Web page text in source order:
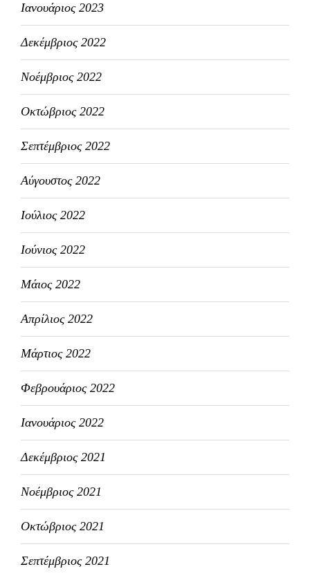
Ιανουάριος 2023
Δεκέμβριος 2022
Νοέμβριος 2022
Οκτώβριος 2022
Σεπτέμβριος 2022
Αύγουστος 2022
Ιούλιος 2022
Ιούνιος 2022
Μάιος 2022
Απρίλιος 2022
Μάρτιος 2022
Φεβρουάριος 2022
Ιανουάριος 2022
Δεκέμβριος 2021
Νοέμβριος 2021
Οκτώβριος 2021
Σεπτέμβριος 2021